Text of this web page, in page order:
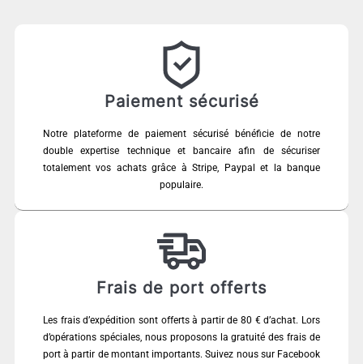
Paiement sécurisé
Notre plateforme de paiement sécurisé bénéficie de notre
double expertise technique et bancaire afin de sécuriser
totalement vos achats grâce à Stripe, Paypal et la banque
populaire.
Frais de port offerts
Les frais d’expédition sont offerts à partir de 80 € d’achat. Lors
d’opérations spéciales, nous proposons la gratuité des frais de
port à partir de montant importants. Suivez nous sur Facebook